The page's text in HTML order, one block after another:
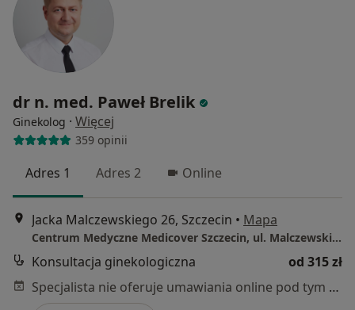
dr n. med. Paweł Brelik
Ginekolog · Więcej
359 opinii
Adres 1 Adres 2 Online
Jacka Malczewskiego 26, Szczecin • Mapa
Centrum Medyczne Medicover Szczecin, ul. Malczewskiego 26
Konsultacja ginekologiczna
od 315 zł
Specjalista nie oferuje umawiania online pod tym adresem.